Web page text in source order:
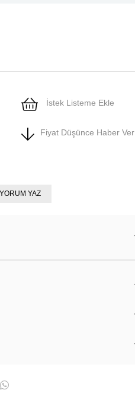
İstek Listeme Ekle
Fiyat Düşünce Haber Ver
YORUM YAZ